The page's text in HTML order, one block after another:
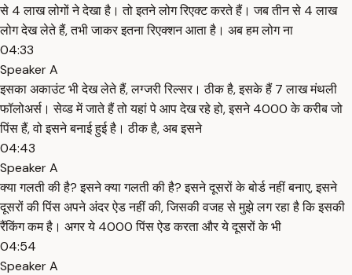
से 4 लाख लोगों ने देखा है। तो इतने लोग रिएक्ट करते हैं। जब तीन से 4 लाख
लोग देख लेते हैं, तभी जाकर इतना रिएक्शन आता है। अब हम लोग ना
04:33
Speaker A
इसका अकाउंट भी देख लेते हैं, लग्जरी रिल्सर। ठीक है, इसके हैं 7 लाख मंथली
फॉलोअर्स। सेव्ड में जाते हैं तो यहां पे आप देख रहे हो, इसने 4000 के करीब जो
पिंस हैं, वो इसने बनाई हुई है। ठीक है, अब इसने
04:43
Speaker A
क्या गलती की है? इसने क्या गलती की है? इसने दूसरों के बोर्ड नहीं बनाए, इसने
दूसरों की पिंस अपने अंदर ऐड नहीं की, जिसकी वजह से मुझे लग रहा है कि इसकी
रैंकिंग कम है। अगर ये 4000 पिंस ऐड करता और ये दूसरों के भी
04:54
Speaker A